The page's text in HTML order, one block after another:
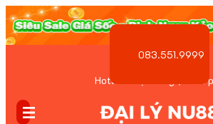
Hotline Đặt hàng ( Miễn
083.551.9999